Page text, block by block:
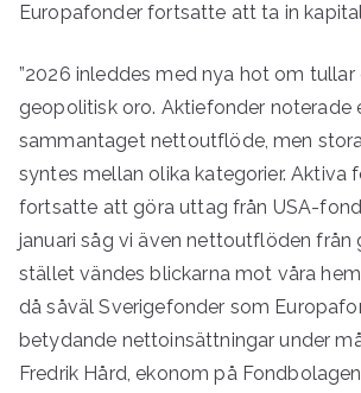
Europafonder fortsatte att ta in
”2026 inleddes med nya hot om tullar
geopolitisk oro. Aktiefonder noterade
sammantaget nettoutflöde, men
syntes mellan olika kategorier. Aktiva
fortsatte att göra uttag från USA-
januari såg vi även nettoutflöden från
stället vändes blickarna mot våra
då såväl Sverigefonder som
betydande nettoinsättningar under
Fredrik Hård, ekonom på